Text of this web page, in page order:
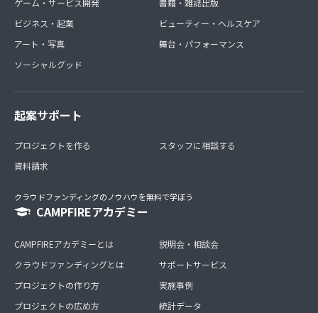
ゲーム・サービス開発
ビジネス・起業
アート・写真
ソーシャルグッド
書籍・雑誌出版
ビューティー・ヘルスケア
舞台・パフォーマンス
起案サポート
プロジェクトを作る
資料請求
スタッフに相談する
クラウドファンディングのノウハウを無料で学ぼう
CAMPFIREアカデミー
CAMPFIREアカデミーとは
クラウドファンディングとは
プロジェクトの作り方
プロジェクトの広め方
説明会・相談会
サポートサービス
実施事例
統計データ